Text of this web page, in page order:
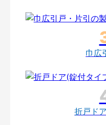
巾広
折戸ド